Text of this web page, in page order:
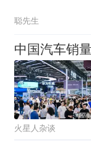
辆目标能实现
聪先生
火星人杂谈